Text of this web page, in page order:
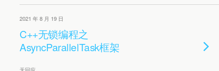
2021 年 8 月 19 日
C++无锁编程之
AsyncParallelTask框架